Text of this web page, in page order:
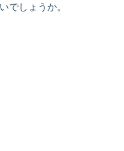
でしょうか。